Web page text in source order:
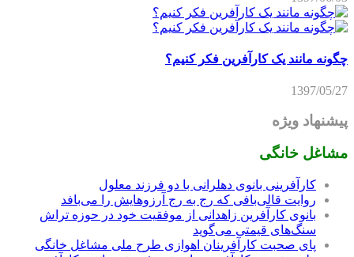
چگونه مانند یک کارآفرین فکر کنیم؟
1397/05/27
پیشنهاد ویژه
مشاغل خانگی
کارآفرینی بانوی دهلرانی با دو فرزند معلول
روایت قالی‌بافی که رج به رج آرزوهایش را می‌بافد
بانوی کارآفرین زاهدانی از موفقیت خود در حوزه تراش
سنگ‌های قیمتی می‌گوید
پای صحبت کارآفرینان اهوازی طرح ملی مشاغل خانگی